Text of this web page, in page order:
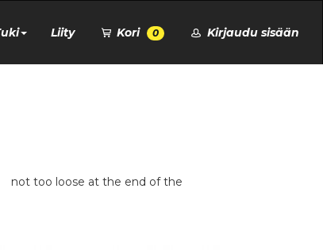
Liity Kori 0 Kirjaudu sisään
not too loose at the end of the